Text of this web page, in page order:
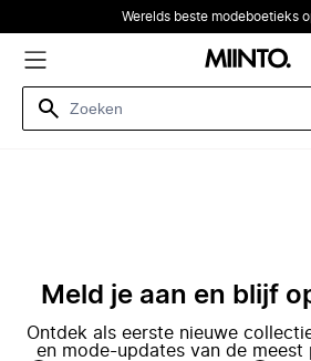
Werelds beste modeboetieks
Meld je aan en blijf
Ontdek als eerste nieuwe
en mode-updates van de meest